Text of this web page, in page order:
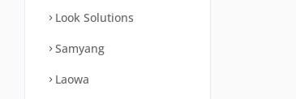
Look Solutions
Samyang
Laowa